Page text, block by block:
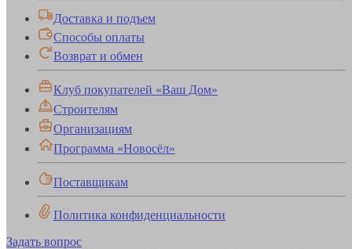
Доставка и подъем
Способы оплаты
Возврат и обмен
Клуб покупателей «Ваш Дом»
Строителям
Организациям
Программа «Новосёл»
Поставщикам
Политика конфиденциальности
Задать вопрос